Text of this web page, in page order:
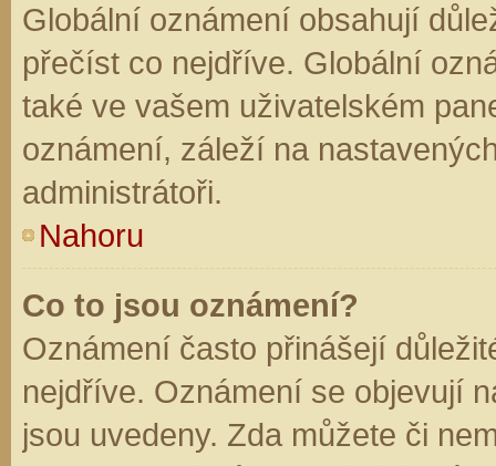
Globální oznámení obsahují
přečíst co nejdříve. Globální
také ve vašem uživatelském
oznámení, záleží na
administrátoři.
Nahoru
Co to jsou oznámení?
Oznámení často přinášejí
nejdříve. Oznámení se objevují
jsou uvedeny. Zda můžete či